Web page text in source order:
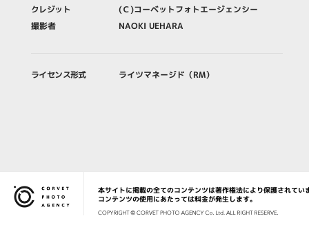
クレジット
(Ｃ)コーベットフォトエージェンシー
撮影者
NAOKI UEHARA
ライセンス形式 ライツマネージド（RM）
Corvet Photo Agency
本サイトに掲載の全てのコンテンツは著作権法により保護されてい
コンテンツの使用にあたっては料金が発生します。